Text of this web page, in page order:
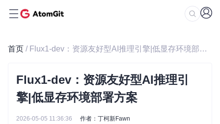
首页 / Flux1-dev：资源友好型AI推理引擎|低显存环境部署方案
Flux1-dev：资源友好型AI推理引
擎|低显存环境部署方案
2026-05-05 11:36:36 作者：丁柯新Fawn